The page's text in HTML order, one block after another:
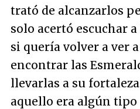
trató de alcanzarlos
solo acertó escuchar
si quería volver a ver
encontrar las
llevarlas a su
aquello era algún tipo